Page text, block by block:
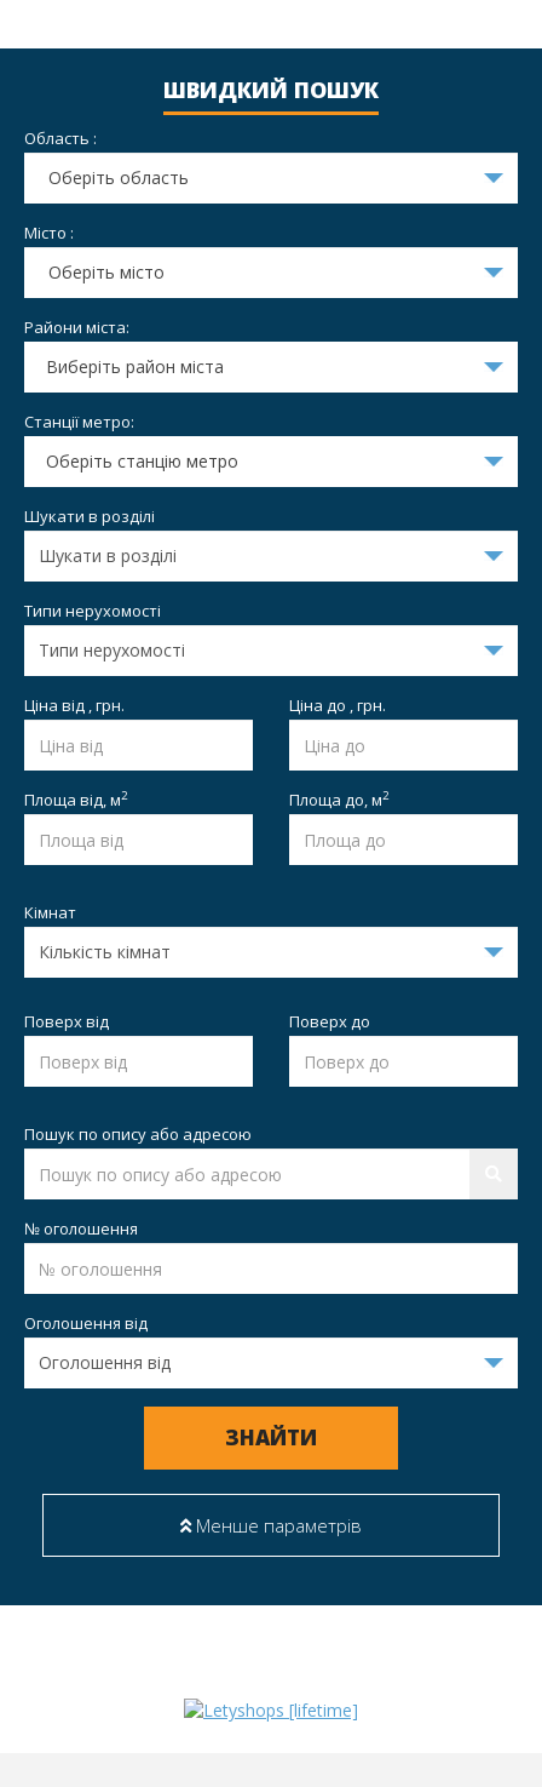
ШВИДКИЙ ПОШУК
Область :
Оберіть область
Місто :
Оберіть місто
Райони міста:
Виберіть район міста
Станції метро:
Оберіть станцію метро
Шукати в розділі
Типи нерухомості
Ціна від , грн. Ціна до , грн.
Площа від,м2 Площа до,м2
Кімнат
Поверх від Поверх до
Пошук по опису або адресою
№ оголошення
Оголошення від
ЗНАЙТИ
Менше параметрів